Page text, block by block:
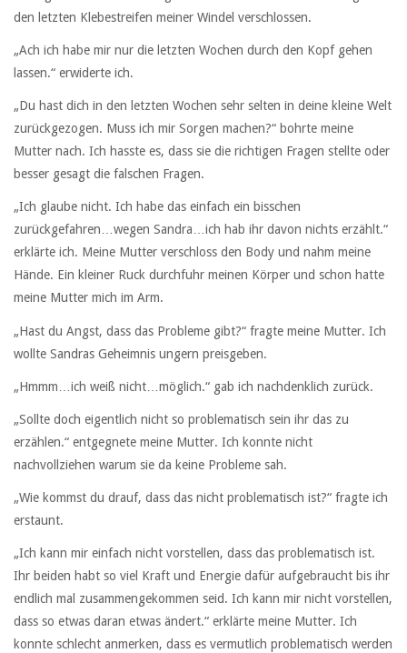
den letzten Klebestreifen meiner Windel verschlossen.
„Ach ich habe mir nur die letzten Wochen durch den Kopf gehen
lassen.“ erwiderte ich.
„Du hast dich in den letzten Wochen sehr selten in deine kleine Welt
zurückgezogen. Muss ich mir Sorgen machen?“ bohrte meine
Mutter nach. Ich hasste es, dass sie die richtigen Fragen stellte oder
besser gesagt die falschen Fragen.
„Ich glaube nicht. Ich habe das einfach ein bisschen
zurückgefahren…wegen Sandra…ich hab ihr davon nichts erzählt.“
erklärte ich. Meine Mutter verschloss den Body und nahm meine
Hände. Ein kleiner Ruck durchfuhr meinen Körper und schon hatte
meine Mutter mich im Arm.
„Hast du Angst, dass das Probleme gibt?“ fragte meine Mutter. Ich
wollte Sandras Geheimnis ungern preisgeben.
„Hmmm…ich weiß nicht…möglich.“ gab ich nachdenklich zurück.
„Sollte doch eigentlich nicht so problematisch sein ihr das zu
erzählen.“ entgegnete meine Mutter. Ich konnte nicht
nachvollziehen warum sie da keine Probleme sah.
„Wie kommst du drauf, dass das nicht problematisch ist?“ fragte ich
erstaunt.
„Ich kann mir einfach nicht vorstellen, dass das problematisch ist.
Ihr beiden habt so viel Kraft und Energie dafür aufgebraucht bis ihr
endlich mal zusammengekommen seid. Ich kann mir nicht vorstellen,
dass so etwas daran etwas ändert.“ erklärte meine Mutter. Ich
konnte schlecht anmerken, dass es vermutlich problematisch werden